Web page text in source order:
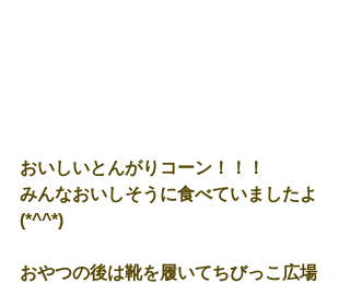
おいしいとんがりコーン！！！
みんなおいしそうに食べていましたよ
(*^^*)
おやつの後は靴を履いてちびっこ広場